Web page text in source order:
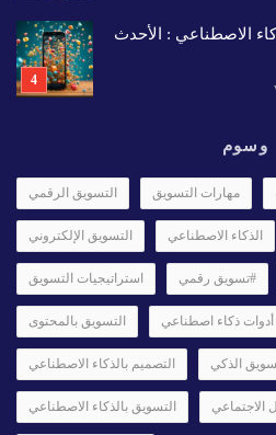
الاصطناعي : الأحدث
وسوم
التسويق الرقمي مهارات التسويق
التسويق الإلكتروني الذكاء الاصطناعي
استراتيجيات التسويق #تسويق رقمي
التسويق بالمحتوى أدوات ذكاء اصطناعي
التصميم بالذكاء الاصطناعي الذكي
التسويق بالذكاء الاصطناعي الاجتماعي